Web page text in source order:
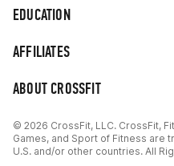
ABOUT CROSSFIT
AFFILIATES
EDUCATION
© 2026 CrossFit, LLC. CrossFit,
Games, and Sport of Fitness are
U.S. and/or other countries. All